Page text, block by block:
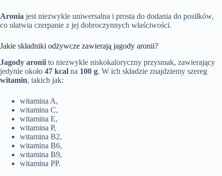
Aronia jest niezwykle uniwersalna i prosta do dodania do posiłków,
co ułatwia czerpanie z jej dobroczynnych właściwości.
Jakie składniki odżywcze zawierają jagody aronii?
Jagody aronii to niezwykle niskokaloryczny przysmak, zawierający
jedynie około 47 kcal na 100 g. W ich składzie znajdziemy szereg
witamin, takich jak:
witamina A,
witamina C,
witamina E,
witamina P,
witamina B2,
witamina B6,
witamina B9,
witamina PP.